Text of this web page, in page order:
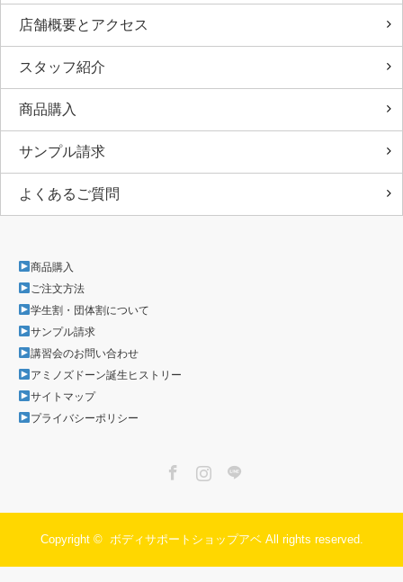
店舗概要とアクセス
スタッフ紹介
商品購入
サンプル請求
よくあるご質問
商品購入
ご注文方法
学生割・団体割について
サンプル請求
講習会のお問い合わせ
アミノズドーン誕生ヒストリー
サイトマップ
プライバシーポリシー
Copyright © ボディサポートショップアベAll rights reserved.